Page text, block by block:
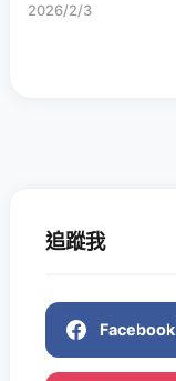
2026/2/3
追蹤我
Facebook